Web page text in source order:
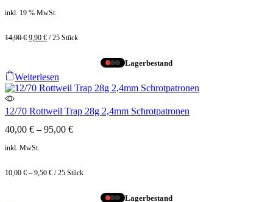
inkl. 19 % MwSt.
14,90€ 9,90 € /25 Stück
Lagerbestand
Weiterlesen
12/70 Rottweil Trap 28g 2,4mm Schrotpatronen
40,00 € – 95,00 €
inkl. MwSt.
10,00 € – 9,50 € /25 Stück
Lagerbestand